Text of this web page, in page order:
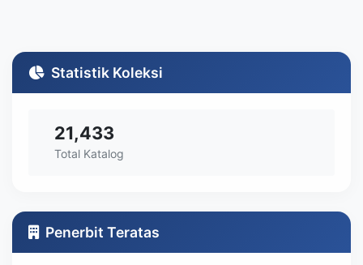
Statistik Koleksi
21,433
Total Katalog
Penerbit Teratas